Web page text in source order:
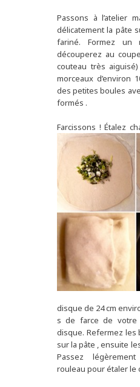
Passons à l’atelier
délicatement la pâte
fariné. Formez un
découperez au
couteau très
morceaux d’environ
des petites boules
formés .
Farcissons ! Étalez
disque de 24 cm
s de farce de votre
disque. Refermez
sur la pâte , ensuite
Passez
rouleau pour étaler le